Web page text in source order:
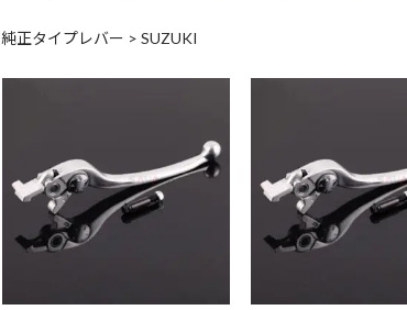
純正タイプレバー > SUZUKI